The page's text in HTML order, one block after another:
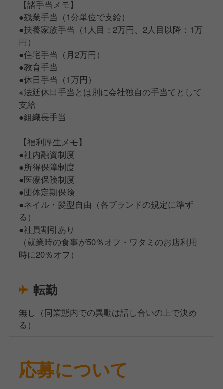
【諸手当メモ】
●残業手当（1分単位で支給）
●扶養家族手当（1人目：2万円、2人目以降：1万
円）
●住宅手当（月2万円）
●教育手当
●休日手当（1万円）
※法廷休日手当とは別に会社独自の手当てとして
支給
●組織長手当
【福利厚生メモ】
●社内融資制度
●所得保障制度
●医療保険制度
●団体定期保険
●ネイル・髪型自由（各ブランドの規定に準ず
る）
●社員割引あり
（就業時の食事が50％オフ・ワタミのお店利用
時に20％オフ）
転勤
無し（同業態内での異動は話し合いの上で決め
る）
応募について